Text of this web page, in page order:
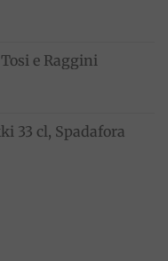
e Raggini
33 cl, Spadafora